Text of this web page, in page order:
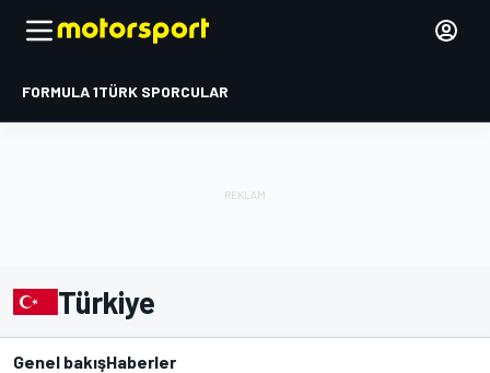
FORMULA 1TÜRK SPORCULAR
Türkiye
Genel bakışHaberler